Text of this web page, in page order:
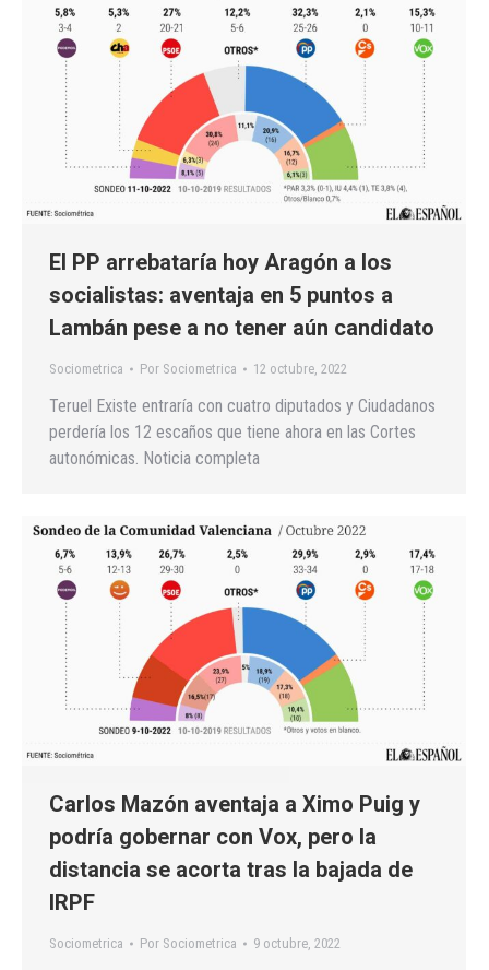
El PP arrebataría hoy Aragón a los
socialistas: aventaja en 5 puntos a
Lambán pese a no tener aún candidato
Sociometrica Por Sociometrica 12 octubre, 2022
Teruel Existe entraría con cuatro diputados y Ciudadanos
perdería los 12 escaños que tiene ahora en las Cortes
autonómicas. Noticia completa
Carlos Mazón aventaja a Ximo Puig y
podría gobernar con Vox, pero la
distancia se acorta tras la bajada de
IRPF
Sociometrica Por Sociometrica 9 octubre, 2022